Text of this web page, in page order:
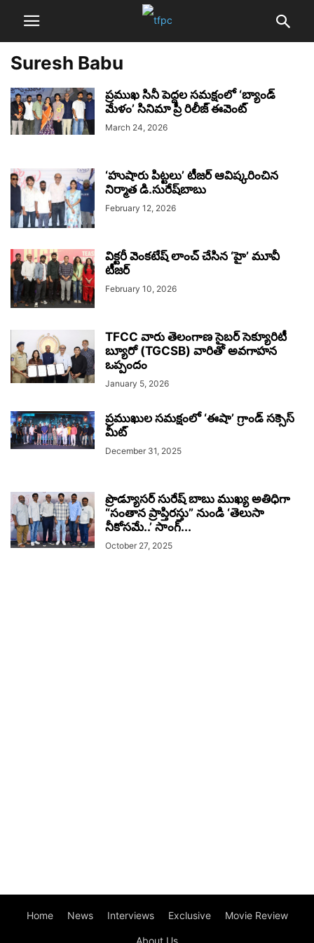
Suresh Babu
ప్రముఖ సినీ పెద్దల సమక్షంలో ‘బ్యాండ్
మేళం’ సినిమా ప్రీ రిలీజ్ ఈవెంట్‌
March 24, 2026
‘హుషారు పిట్టలు’ టీజర్‌ ఆవిష్కరించిన
నిర్మాత డి.సురేష్‌బాబు
February 12, 2026
విక్టరీ వెంకటేష్ లాంచ్ చేసిన ‘హై’ మూవీ
టీజర్‌
February 10, 2026
TFCC వారు తెలంగాణ సైబర్ సెక్యూరిటీ
బ్యూరో (TGCSB) వారితో అవగాహన
ఒప్పందం
January 5, 2026
ప్రముఖుల సమక్షంలో ‘ఈషా’ గ్రాండ్ సక్సెస్
మీట్‌
December 31, 2025
ప్రొడ్యూసర్ సురేష్ బాబు ముఖ్య అతిధిగా
“సంతాన ప్రాప్తిరస్తు” నుండి ‘తెలుసా
నీకోసమే..’ సాంగ్...
October 27, 2025
Home News Interviews Exclusive Movie Review
About Us